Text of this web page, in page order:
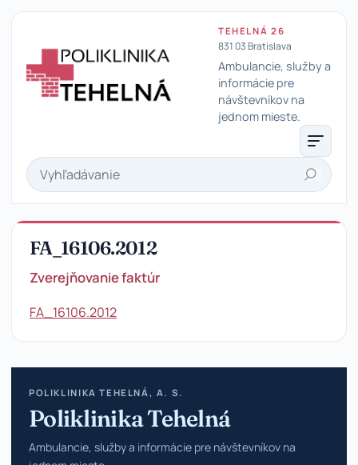
TEHELNÁ 26
831 03 Bratislava
Ambulancie, služby a
informácie pre
návštevníkov na
jednom mieste.
Hľadať
FA_16106.2012
Zverejňovanie faktúr
FA_16106.2012
POLIKLINIKA TEHELNÁ, A. S.
Poliklinika Tehelná
Ambulancie, služby a informácie pre návštevníkov na